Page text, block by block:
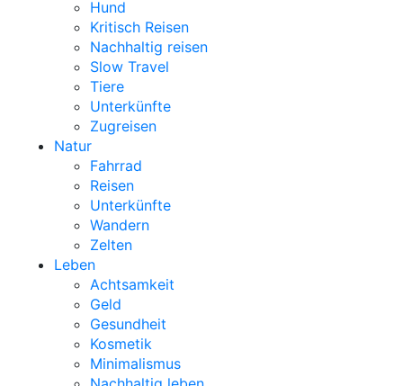
Hund
Kritisch Reisen
Nachhaltig reisen
Slow Travel
Tiere
Unterkünfte
Zugreisen
Natur
Fahrrad
Reisen
Unterkünfte
Wandern
Zelten
Leben
Achtsamkeit
Geld
Gesundheit
Kosmetik
Minimalismus